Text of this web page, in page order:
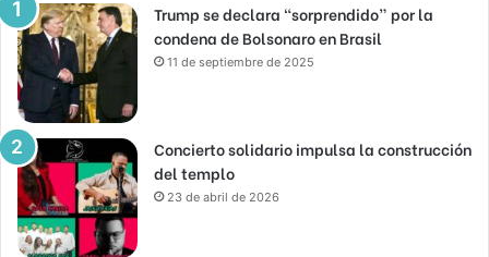
Trump se declara “sorprendido” por la
condena de Bolsonaro en Brasil
11 de septiembre de 2025
Concierto solidario impulsa la construcción
del templo
23 de abril de 2026